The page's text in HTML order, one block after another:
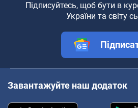
Підписуйтесь, щоб бути в
України та світу
Завантажуйте наш додаток